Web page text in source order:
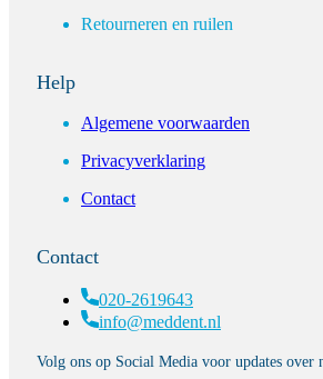
Retourneren en ruilen
Help
Algemene voorwaarden
Privacyverklaring
Contact
Contact
020-2619643
info@meddent.nl
Volg ons op Social Media voor updates over